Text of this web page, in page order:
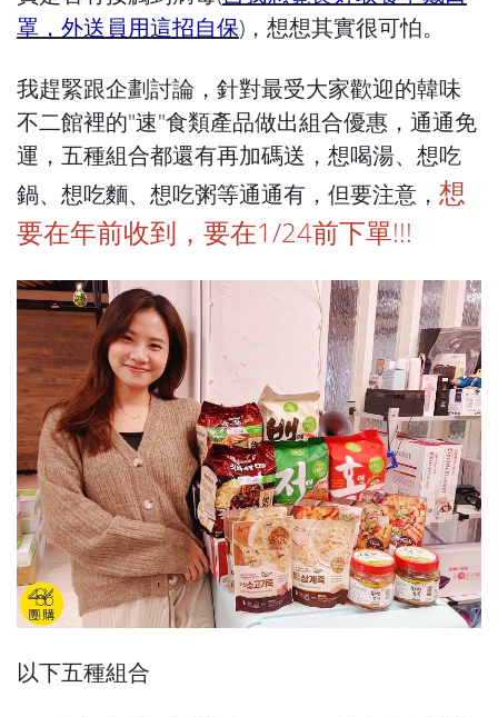
罩，外送員用這招自保)，想想其實很可怕。
我趕緊跟企劃討論，針對最受大家歡迎的韓味
不二館裡的"速"食類產品做出組合優惠，通通免
運，五種組合都還有再加碼送，想喝湯、想吃
鍋、想吃麵、想吃粥等通通有，但要注意， 想
要在年前收到，要在1/24前下單!!!
以下五種組合